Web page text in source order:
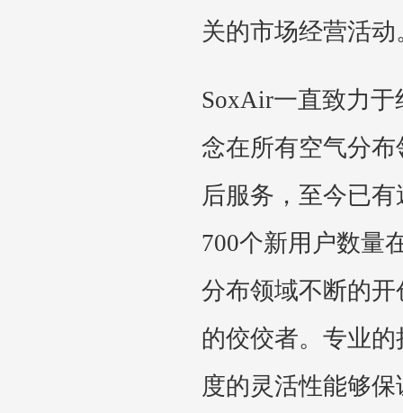
关的市场经营活动
SoxAir一直致力
念在所有空气分
后服务，至今已
700个新用户数量
分布领域不断的
的佼佼者。专业
度的灵活性能够